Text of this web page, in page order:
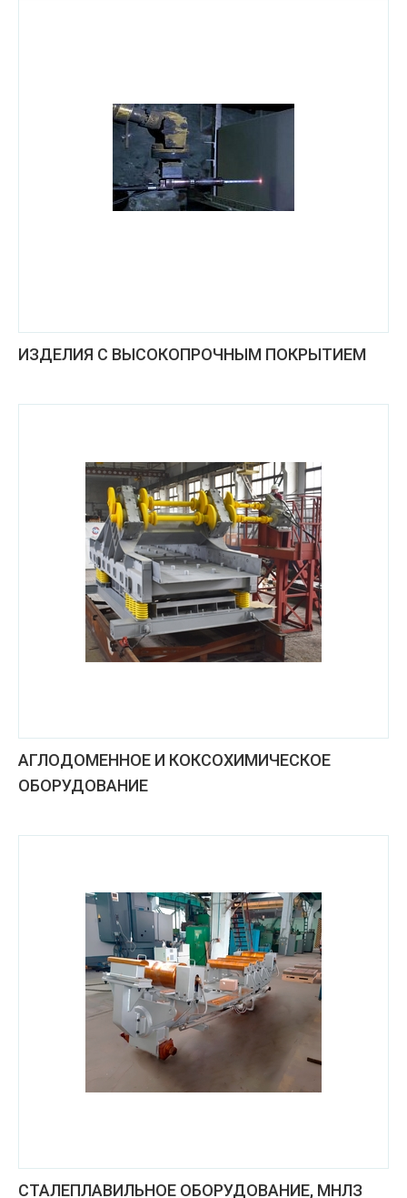
ИЗДЕЛИЯ С ВЫСОКОПРОЧНЫМ ПОКРЫТИЕМ
АГЛОДОМЕННОЕ И КОКСОХИМИЧЕСКОЕ
ОБОРУДОВАНИЕ
СТАЛЕПЛАВИЛЬНОЕ ОБОРУДОВАНИЕ, МНЛЗ